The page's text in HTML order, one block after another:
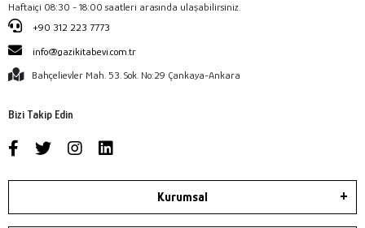
Haftaiçi 08:30 - 18:00 saatleri arasında ulaşabilirsiniz.
+90 312 223 7773
info@gazikitabevi.com.tr
Bahçelievler Mah. 53. Sok. No:29 Çankaya-Ankara
Bizi Takip Edin
Kurumsal